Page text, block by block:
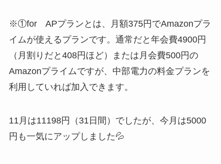
※①for APプランとは、月額375円でAmazonプラ
イムが使えるプランです。通常だと年会費4900円
（月割りだと408円ほど）または月会費500円の
Amazonプライムですが、中部電力の料金プランを
利用していれば加入できます。
11月は11198円（31日間）でしたが、今月は5000
円も一気にアップしました💦